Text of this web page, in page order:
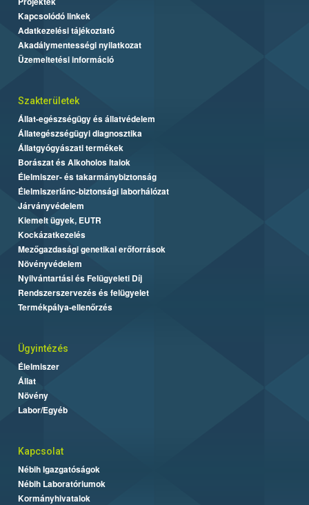
Kapcsolódó linkek
Adatkezelési tájékoztató
Akadálymentességi nyilatkozat
Üzemeltetési információ
Szakterületek
Állat-egészségügy és állatvédelem
Állategészségügyi diagnosztika
Állatgyógyászati termékek
Borászat és Alkoholos Italok
Élelmiszer- és takarmánybiztonság
Élelmiszerlánc-biztonsági laborhálózat
Járványvédelem
Kiemelt ügyek, EUTR
Kockázatkezelés
Mezőgazdasági genetikai erőforrások
Növényvédelem
Nyilvántartási és Felügyeleti Díj
Rendszerszervezés és felügyelet
Termékpálya-ellenőrzés
Ügyintézés
Élelmiszer
Állat
Növény
Labor/Egyéb
Kapcsolat
Nébih Igazgatóságok
Nébih Laboratóriumok
Kormányhivatalok